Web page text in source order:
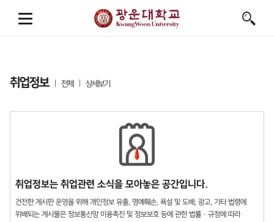
취업정보 전체 상세보기
취업정보는 취업관련 소식을 모아놓은 공간입니다.
건전한 게시판 운영을 위해 개인정보 유출, 명예훼손, 욕설 및 도배, 광고, 기타 법령에
위배되는 게시물은 정보통신망 이용촉진 및 정보보호 등에 관한 법률 · 규정에 따라